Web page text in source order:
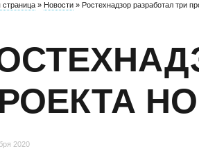
и аккредитации
страница » Новости » Ростехнадзор разработал три
2020